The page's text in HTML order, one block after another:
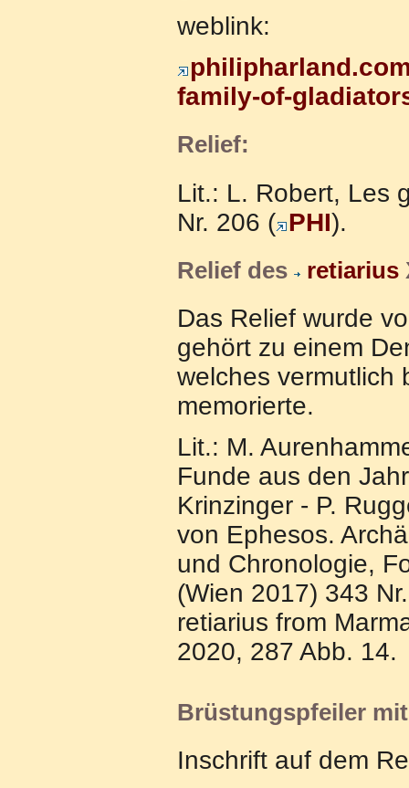
weblink:
family-of-
Relief:
Lit.: L. Robert, Les
Nr. 206 ( PHI).
Relief des retiarius
Das Relief wurde
gehört zu einem
welches vermutlich
memorierte.
Lit.: M.
Funde aus den
Krinzinger - P.
von Ephesos.
und Chronologie,
(Wien 2017) 343
retiarius from
2020, 287 Abb. 14.
Brüstungspfeiler
Inschrift auf dem